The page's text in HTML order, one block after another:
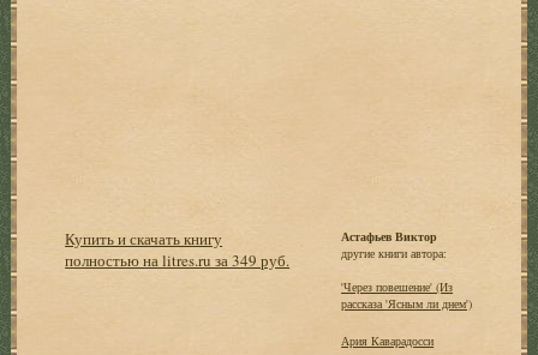
Купить и скачать книгу
полностью на litres.ru за 349 руб.
Астафьев Виктор
другие книги автора:
'Через повешение' (Из
рассказа 'Ясным ли днем')
Ария Каварадосси